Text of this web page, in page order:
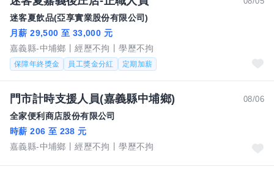
迷客夏飲品(亞享實業股份有限公司)
月薪 29,500 至 33,000 元
嘉義縣-中埔鄉
經歷不拘 學歷不拘
保障年終獎金 員工獎金分紅 定期加薪
08/06
門市計時支援人員(嘉義縣中埔鄉)
全家便利商店股份有限公司
時薪 206 至 238 元
嘉義縣-中埔鄉
經歷不拘 學歷不拘